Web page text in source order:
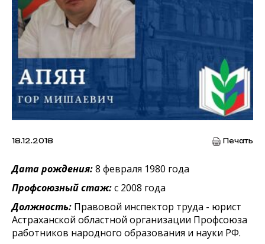
18.12.2018 Печать
Дата рождения:8 февраля 1980 года
Профсоюзный стаж:с 2008 года
Должность: Правовой инспектор труда - юрист
Астраханской областной организации Профсоюза
работников народного образования и науки РФ.